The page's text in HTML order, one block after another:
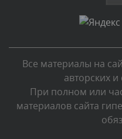
Текст комментария
администратором.
Комментарий
Текст комментария
администратором.
Все материалы на
авторских
При полном или
материалов сайта